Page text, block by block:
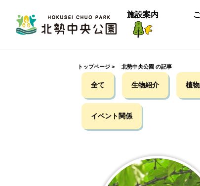
施設案内
生物紹介
トップページ > 北勢中央公園 の記事
全て 生物紹介 植
イベント関係